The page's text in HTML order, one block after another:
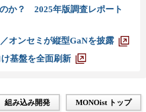
か？ 2025年版調査レポート
オンセミが縦型GaNを披露
基盤を全面刷新
組み込み開発 MONOist トップ